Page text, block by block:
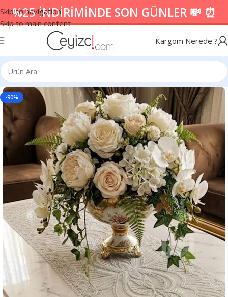
Skip to navigation
Skip to main content
%25 İNDİRİMİNDE SON GÜNLER 💸 ⏰
Kargom Nerede ?
-90%